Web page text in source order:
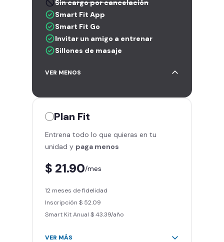
Sin cargo por cancelación
Smart Fit App
Smart Fit Go
Invitar un amigo a entrenar
Sillones de masaje
VER MENOS
Plan Fit
Entrena todo lo que quieras en tu
unidad y paga menos
$ 21.90/mes
12 meses de fidelidad
Inscripción $ 52.09
Smart Kit Anual $ 43.39/año
VER MÁS